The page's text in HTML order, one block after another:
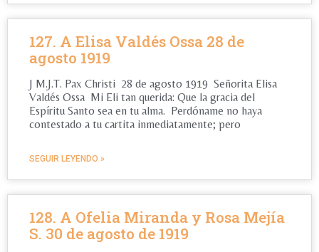
127. A Elisa Valdés Ossa 28 de
agosto 1919
J M.J.T. Pax Christi 28 de agosto 1919 Señorita Elisa
Valdés Ossa Mi Eli tan querida: Que la gracia del
Espíritu Santo sea en tu alma. Perdóname no haya
contestado a tu cartita inmediatamente; pero
SEGUIR LEYENDO »
128. A Ofelia Miranda y Rosa Mejía
S. 30 de agosto de 1919